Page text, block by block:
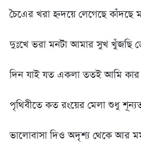
চৈএের খরা হ্নদয়ে লেগেছে কাঁদছে
দুঃখে ভরা মনটা আমার সুখ খুঁজছি
দিন যাই যত একলা ততই আমি
পৃথিবীতে কত রংয়ের মেলা শুধু
ভালোবাসা দিও অদৃশ্য থেকে আর